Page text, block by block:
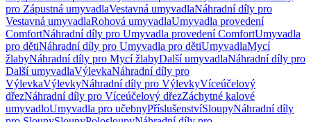
pro Zápustná umyvadlaVestavná umyvadlaNáhradní díly pro
Vestavná umyvadlaRohová umyvadlaUmyvadla provedení
ComfortNáhradní díly pro Umyvadla provedení ComfortUmyvadla
pro dětiNáhradní díly pro Umyvadla pro dětiUmyvadlaMycí
žlabyNáhradní díly pro Mycí žlabyDalší umyvadlaNáhradní díly pro
Další umyvadlaVýlevkaNáhradní díly pro
VýlevkaVýlevkyNáhradní díly pro VýlevkyVíceúčelový
dřezNáhradní díly pro Víceúčelový dřezZáchytné kalové
umyvadloUmyvadla pro učebnyPříslušenstvíSloupyNáhradní díly